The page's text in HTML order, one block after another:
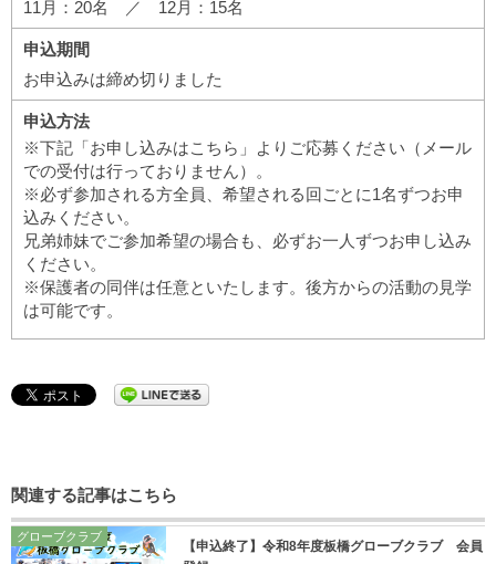
11月：20名 ／ 12月：15名
申込期間
お申込みは締め切りました
申込方法
※下記「お申し込みはこちら」よりご応募ください（メール
での受付は行っておりません）。
※必ず参加される方全員、希望される回ごとに1名ずつお申
込みください。
兄弟姉妹でご参加希望の場合も、必ずお一人ずつお申し込み
ください。
※保護者の同伴は任意といたします。後方からの活動の見学
は可能です。
関連する記事はこちら
グローブクラブ
【申込終了】令和8年度板橋グローブクラブ 会員